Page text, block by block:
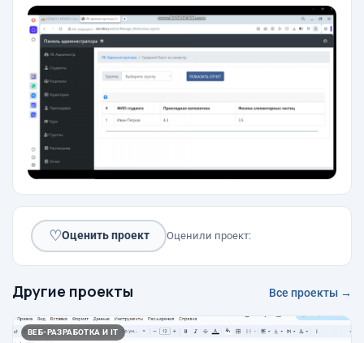
♡Оценить проект Оценили проект:
Другие проекты Все проекты →
ВЕБ-РАЗРАБОТКА И IT